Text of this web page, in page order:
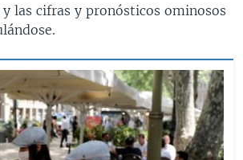
las cifras y pronósticos ominosos